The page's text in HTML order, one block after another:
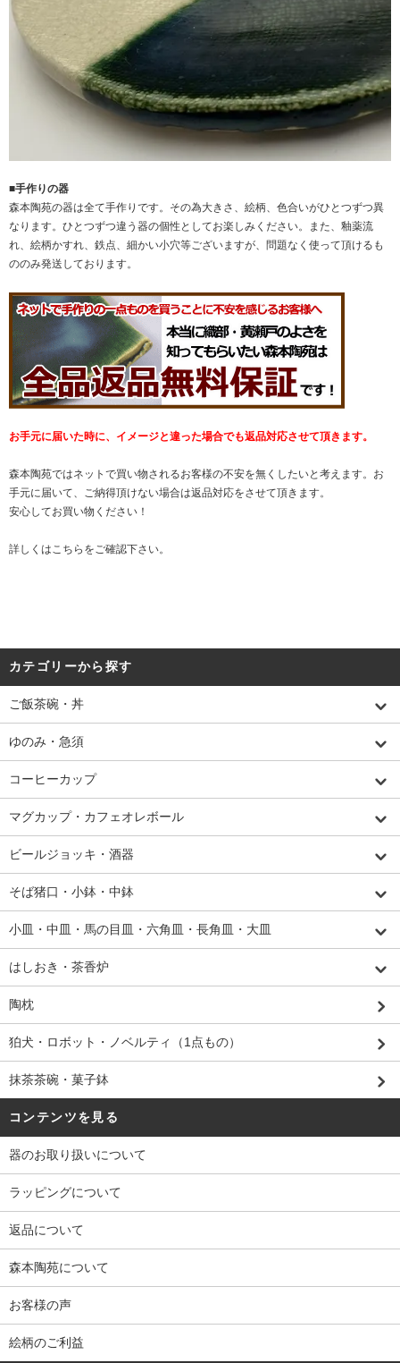
■手作りの器
森本陶苑の器は全て手作りです。その為大きさ、絵柄、色合いがひとつずつ異
なります。ひとつずつ違う器の個性としてお楽しみください。また、釉薬流
れ、絵柄かすれ、鉄点、細かい小穴等ございますが、問題なく使って頂けるも
ののみ発送しております。
お手元に届いた時に、イメージと違った場合でも返品対応させて頂きます。
森本陶苑ではネットで買い物されるお客様の不安を無くしたいと考えます。お
手元に届いて、ご納得頂けない場合は返品対応をさせて頂きます。
安心してお買い物ください！
詳しくはこちら をご確認下さい。
カテゴリーから探す
ご飯茶碗・丼
ゆのみ・急須
コーヒーカップ
マグカップ・カフェオレボール
ビールジョッキ・酒器
そば猪口・小鉢・中鉢
小皿・中皿・馬の目皿・六角皿・長角皿・大皿
はしおき・茶香炉
陶枕
狛犬・ロボット・ノベルティ（1点もの）
抹茶茶碗・菓子鉢
コンテンツを見る
器のお取り扱いについて
ラッピングについて
返品について
森本陶苑について
お客様の声
絵柄のご利益